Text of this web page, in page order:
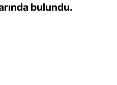
bulundu.